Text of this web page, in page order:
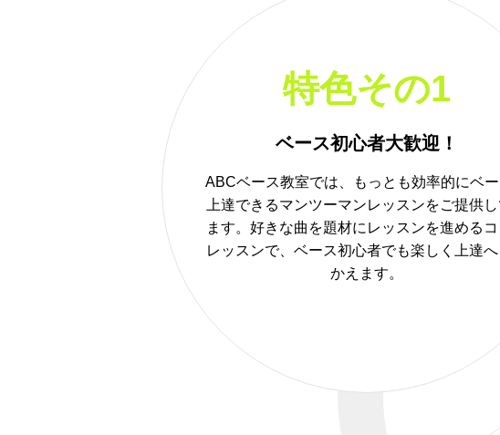
特色その1
ベース初心者大歓迎！
ABCベース教室では、もっとも効率的にベ
上達できるマンツーマンレッスンをご提供
ます。好きな曲を題材にレッスンを進める
レッスンで、ベース初心者でも楽しく上達へ
かえます。